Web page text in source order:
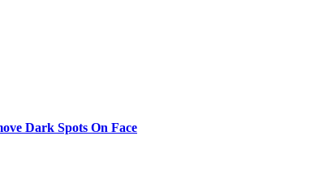
Dark Spots On Face